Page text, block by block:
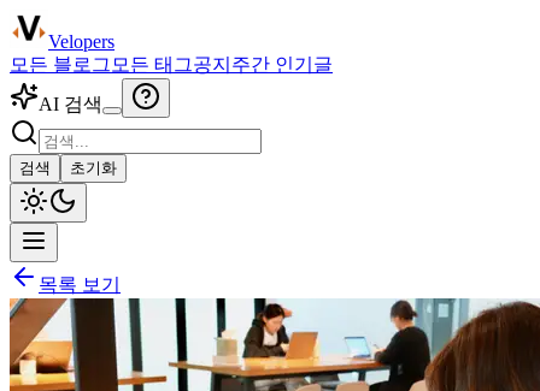
Velopers
모든 블로그 모든 태그공지 주간 인기글
AI 검색
검색 초기화
목록 보기